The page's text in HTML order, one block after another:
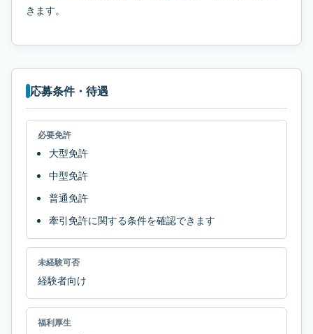
きます。
応募条件・待遇
必要免許
大型免許
中型免許
普通免許
牽引免許に関する条件を確認できます
未経験可否
経験者向け
福利厚生